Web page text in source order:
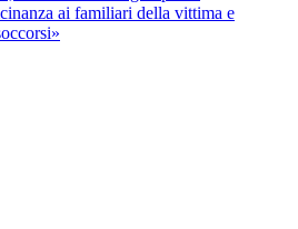
ai familiari della vittima e